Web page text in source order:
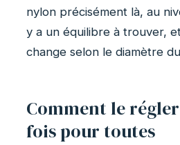
nylon précisément là, au
y a un équilibre à trouver,
change selon le diamètre
Comment le
fois pour toutes